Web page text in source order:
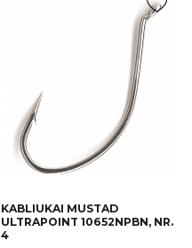
KABLIUKAI MUSTAD
ULTRAPOINT 10652NPBN, NR.
4